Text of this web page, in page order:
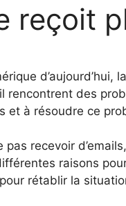
reçoit
rencontrent des
et à résoudre ce
pas recevoir
raisons
rétablir la